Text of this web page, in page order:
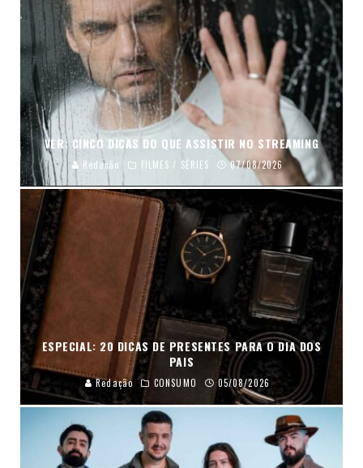
VER: CINCO DICAS DO QUE ASSISTIR NO STREAMING
Redação FILMES / SÉRIES 07/08/2026
ESPECIAL: 20 DICAS DE PRESENTES PARA O DIA DOS
PAIS
Redação CONSUMO 05/08/2026